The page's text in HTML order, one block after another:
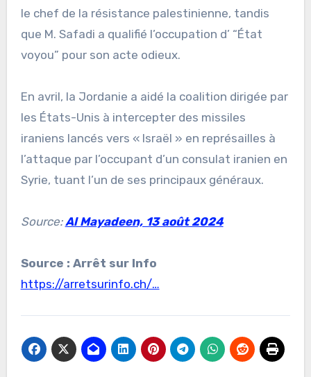
le chef de la résistance palestinienne, tandis
que M. Safadi a qualifié l’occupation d’ “État
voyou” pour son acte odieux.
En avril, la Jordanie a aidé la coalition dirigée par
les États-Unis à intercepter des missiles
iraniens lancés vers « Israël » en représailles à
l’attaque par l’occupant d’un consulat iranien en
Syrie, tuant l’un de ses principaux généraux.
Source:Al Mayadeen, 13 août 2024
Source : Arrêt sur Info
https://arretsurinfo.ch/…